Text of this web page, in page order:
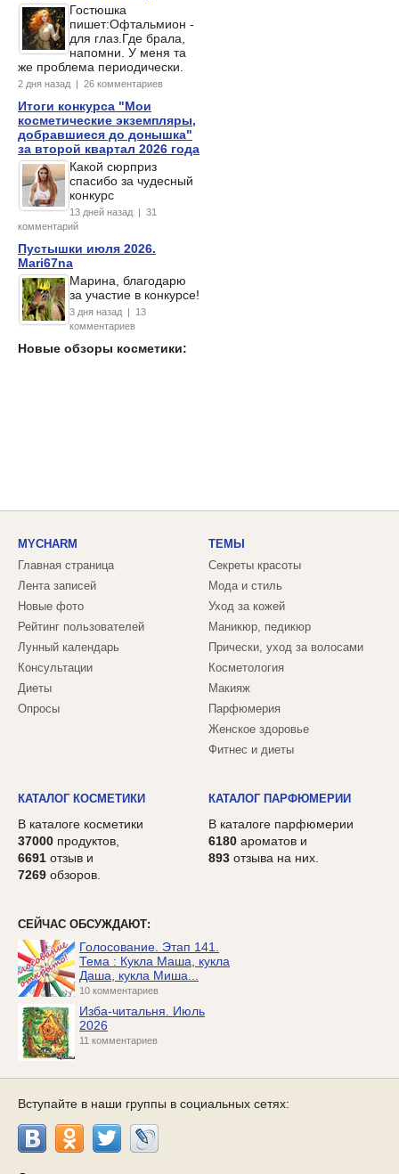
Гостюшка
пишет:Офтальмион -
для глаз.Где брала,
напомни. У меня та
же проблема периодически.
2 дня назад | 26 комментариев
Итоги конкурса "Мои
косметические экземпляры,
добравшиеся до донышка"
за второй квартал 2026 года
Какой сюрприз
спасибо за чудесный
конкурс
13 дней назад | 31
комментарий
Пустышки июля 2026.
Mari67na
Марина, благодарю
за участие в конкурсе!
3 дня назад | 13
комментариев
Новые обзоры косметики:
MYCHARM
Главная страница
Лента записей
Новые фото
Рейтинг пользователей
Лунный календарь
Консультации
Диеты
Опросы
ТЕМЫ
Секреты красоты
Мода и стиль
Уход за кожей
Маникюр, педикюр
Прически, уход за волосами
Косметология
Макияж
Парфюмерия
Женское здоровье
Фитнес и диеты
КАТАЛОГ КОСМЕТИКИ
В каталоге косметики
37000 продуктов,
6691 отзыв и
7269 обзоров.
КАТАЛОГ ПАРФЮМЕРИИ
В каталоге парфюмерии
6180 ароматов и
893 отзыва на них.
СЕЙЧАС ОБСУЖДАЮТ:
Голосование. Этап 141.
Тема : Кукла Маша, кукла
Даша, кукла Миша...
10 комментариев
Изба-читальня. Июль
2026
11 комментариев
Вступайте в наши группы в социальных сетях: